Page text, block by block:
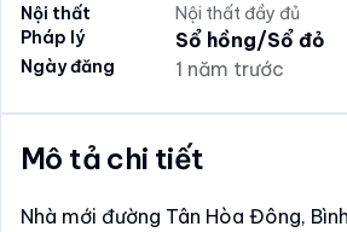
Nội thất
Nội thất đầy đủ
Pháp lý
Sổ hồng/Sổ đỏ
Ngày đăng 1 năm trước
Mô tả chi tiết
Nhà mới đường Tân Hòa Đông,